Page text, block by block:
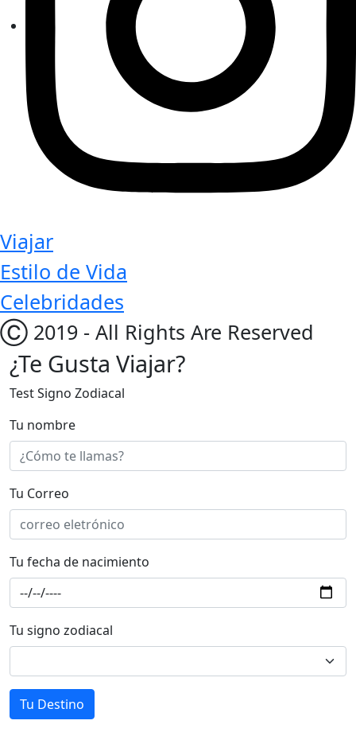
Viajar
Estilo de Vida
Celebridades
Ⓒ 2019 - All Rights Are Reserved
¿Te Gusta Viajar?
Test Signo Zodiacal
Tu nombre
Tu Correo
Tu fecha de nacimiento
Tu signo zodiacal
Tu Destino